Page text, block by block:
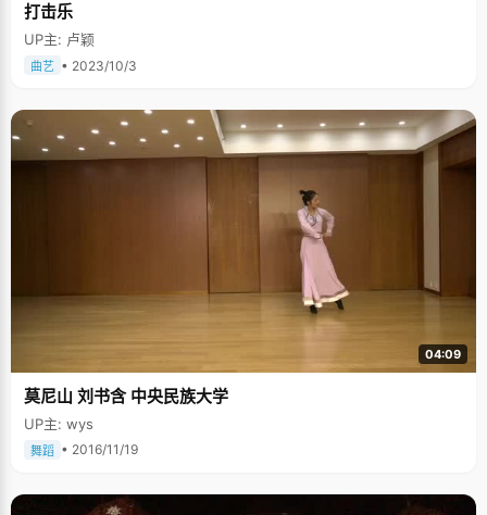
打击乐
UP主: 卢颖
曲艺 • 2023/10/3
04:09
莫尼山 刘书含 中央民族大学
UP主: wys
舞蹈 • 2016/11/19